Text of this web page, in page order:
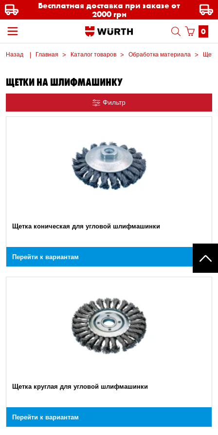
Бесплатная доставка при заказе от
2000 грн
0
Назад Главная Каталог товаров Обработка материала
ЩЕТКИ НА ШЛИФМАШИНКУ
Фильтр
Щетка коническая для угловой шлифмашинки
Перейти к вариантам
Щетка круглая для угловой шлифмашинки
Перейти к вариантам